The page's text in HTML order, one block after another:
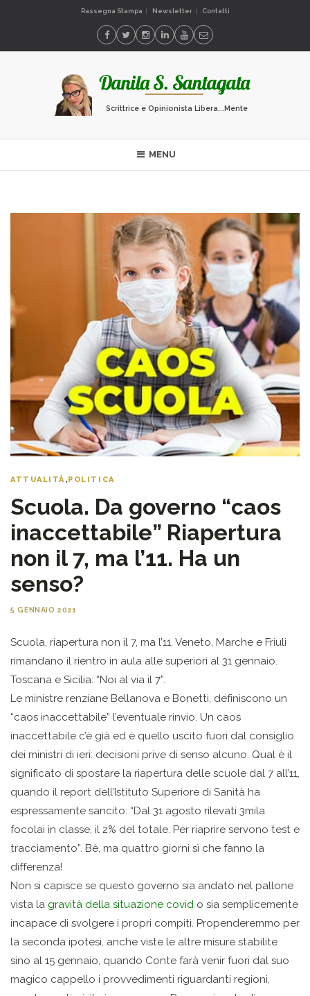
Rassegna Stampa Newsletter Contatti
Scrittrice e Opinionista Libera...Mente
MENU
ATTUALITÀ,POLITICA
Scuola. Da governo “caos
inaccettabile” Riapertura
non il 7, ma l’11. Ha un
senso?
5 GENNAIO 2021
Scuola, riapertura non il 7, ma l’11. Veneto, Marche e Friuli
rimandano il rientro in aula alle superiori al 31 gennaio.
Toscana e Sicilia: “Noi al via il 7”.
Le ministre renziane Bellanova e Bonetti, definiscono un
“caos inaccettabile” l’eventuale rinvio. Un caos
inaccettabile c’è già ed è quello uscito fuori dal consiglio
dei ministri di ieri: decisioni prive di senso alcuno. Qual è il
significato di spostare la riapertura delle scuole dal 7 all’11,
quando il report dell’Istituto Superiore di Sanità ha
espressamente sancito: “Dal 31 agosto rilevati 3mila
focolai in classe, il 2% del totale. Per riaprire servono test e
tracciamento”. Bè, ma quattro giorni sì che fanno la
differenza!
Non si capisce se questo governo sia andato nel pallone
vista la gravità della situazione covid o sia semplicemente
incapace di svolgere i propri compiti. Propenderemmo per
la seconda ipotesi, anche viste le altre misure stabilite
sino al 15 gennaio, quando Conte farà venir fuori dal suo
magico cappello i provvedimenti riguardanti regioni,